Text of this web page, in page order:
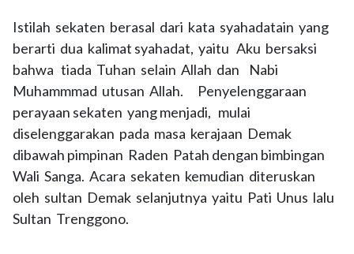
Istilah sekaten berasal dari kata syahadatain yang
berarti dua kalimat syahadat, yaitu Aku bersaksi
bahwa tiada Tuhan selain Allah dan Nabi
Muhammmad utusan Allah. Penyelenggaraan
perayaan sekaten yang menjadi, mulai
diselenggarakan pada masa kerajaan Demak
dibawah pimpinan Raden Patah dengan bimbingan
Wali Sanga. Acara sekaten kemudian diteruskan
oleh sultan Demak selanjutnya yaitu Pati Unus lalu
Sultan Trenggono.